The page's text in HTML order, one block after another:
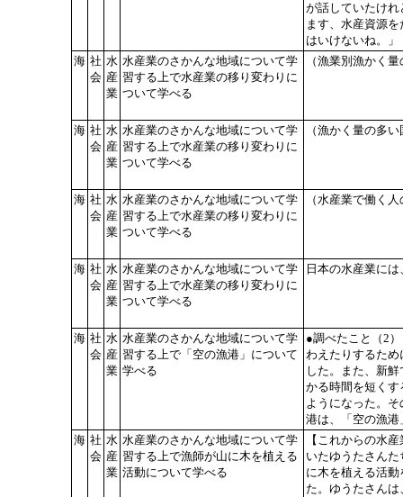
が話していたけ
ます、水産資源
はいけないね。」
海 社
会
水
産
業
水産業のさかんな地域について学
習する上で水産業の移り変わりに
ついて学べる
（漁業別漁かく
海 社
会
水
産
業
水産業のさかんな地域について学
習する上で水産業の移り変わりに
ついて学べる
（漁かく量の多い
海 社
会
水
産
業
水産業のさかんな地域について学
習する上で水産業の移り変わりに
ついて学べる
（水産業で働く
海 社
会
水
産
業
水産業のさかんな地域について学
習する上で水産業の移り変わりに
ついて学べる
日本の水産業に
海 社
会
水
産
業
水産業のさかんな地域について学
習する上で「空の漁港」について
学べる
●調べたこと（2
わえたりするた
した。また、新
かる時間を短く
ようになった。
港は、「空の漁
海 社
会
水
産
業
水産業のさかんな地域について学
習する上で漁師が山に木を植える
活動について学べる
【これからの水
いたゆうたさん
に木を植える活
た。ゆうたさん